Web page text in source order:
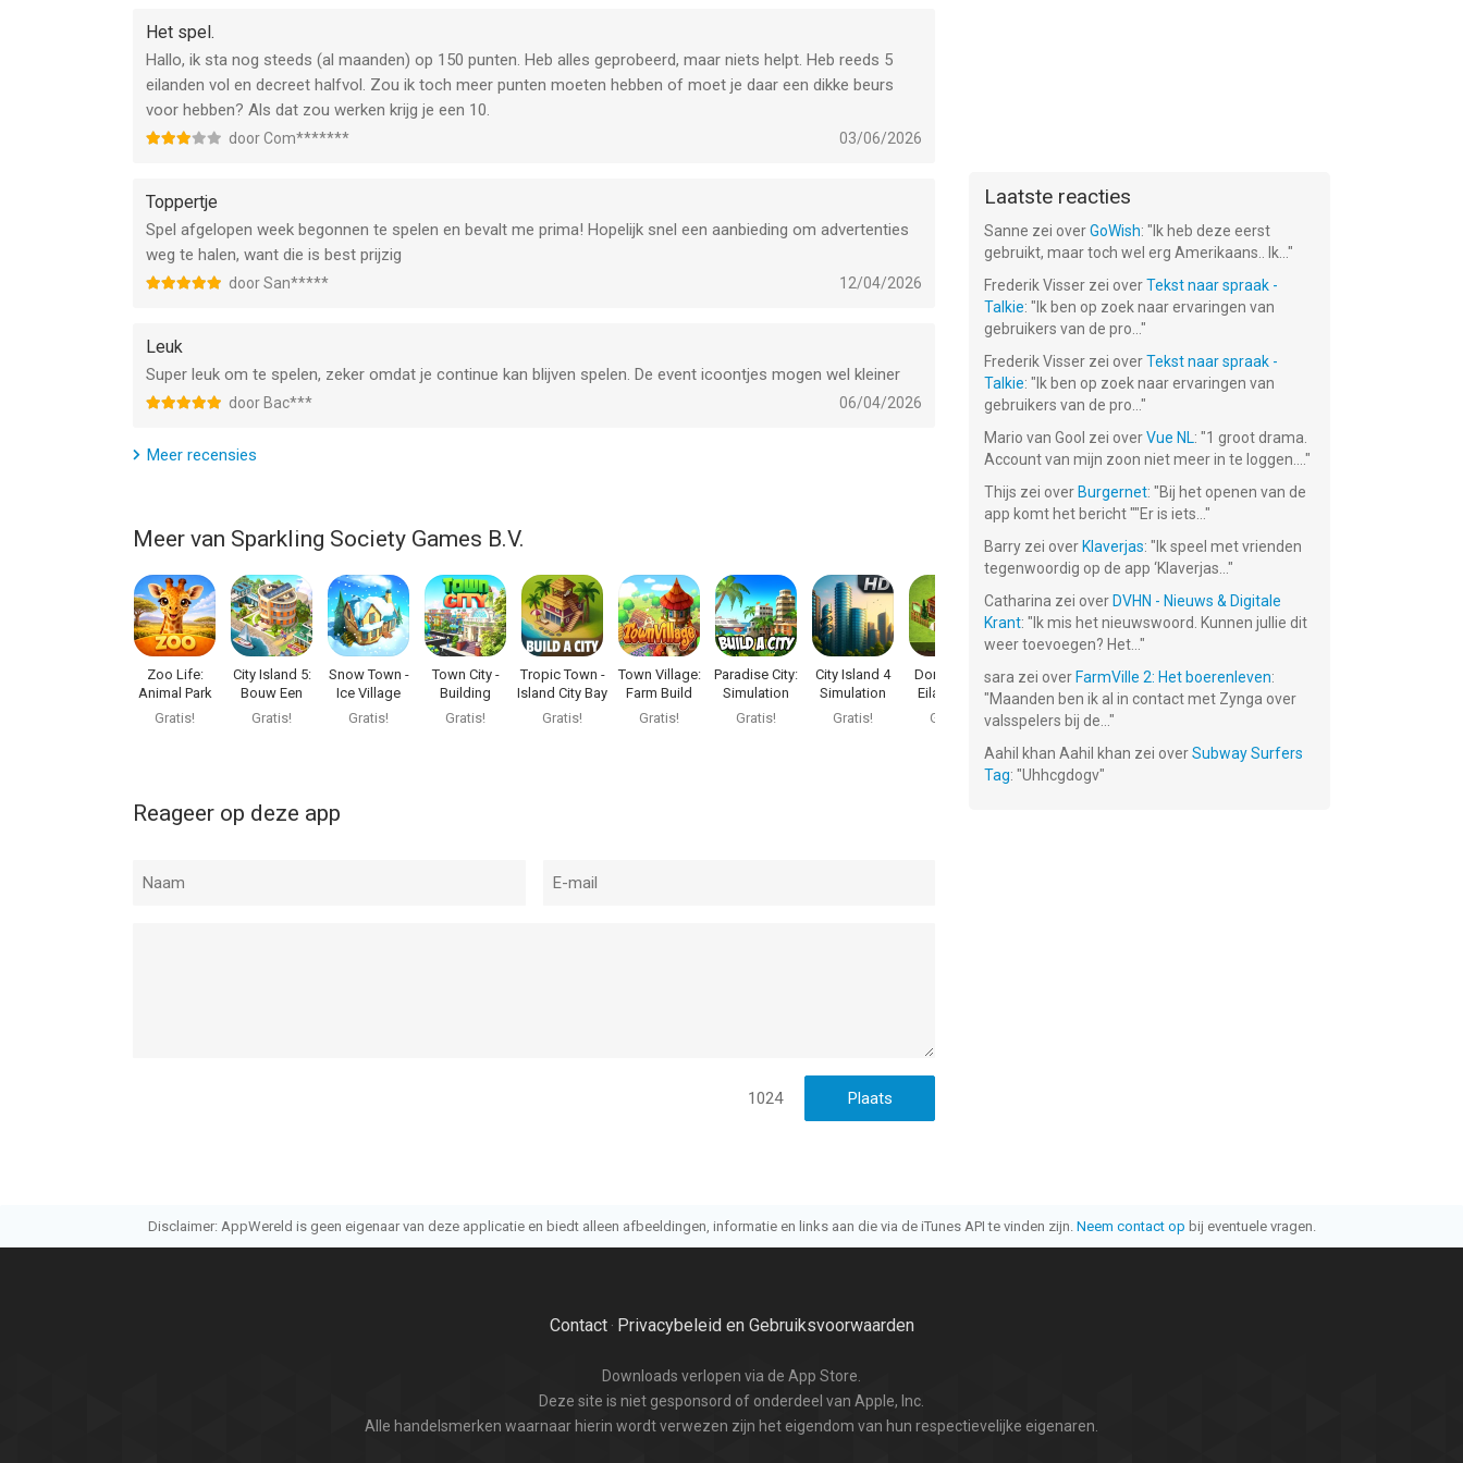
Het spel.
Hallo, ik sta nog steeds (al maanden) op 150 punten. Heb alles geprobeerd, maar niets helpt. Heb reeds 5
eilanden vol en decreet halfvol. Zou ik toch meer punten moeten hebben of moet je daar een dikke beurs
voor hebben? Als dat zou werken krijg je een 10.
door Com******* 03/06/2026
Toppertje
Spel afgelopen week begonnen te spelen en bevalt me prima! Hopelijk snel een aanbieding om advertenties
weg te halen, want die is best prijzig
door San***** 12/04/2026
Leuk
Super leuk om te spelen, zeker omdat je continue kan blijven spelen. De event icoontjes mogen wel kleiner
door Bac*** 06/04/2026
Meer recensies
Meer van Sparkling Society Games B.V.
Zoo Life:
Animal Park
Game
Gratis!
City Island 5:
Bouw Een
Stad
Gratis!
Snow Town -
Ice Village
World
Gratis!
Town City -
Building
Simulator
Gratis!
Tropic Town -
Island City Bay
Gratis!
Town Village:
Farm Build
Trade
Gratis!
Paradise City:
Simulation
Game
Gratis!
City Island 4
Simulation
Town
Gratis!
Dorp Stad -
Eiland Sim
Village
Gratis!
City Island 3:
Building Sim
Gratis!
City Island 2:
Building Story
City Island:
Winter Edition
- Bouw een
dit verlaten en
besneeuwde
Reageer op deze app
1024
Laatste reacties
Sanne zei overGoWish: " Ik heb deze eerst
gebruikt, maar toch wel erg Amerikaans.. Ik... "
Frederik Visser zei overTekst naar spraak -
Talkie: " Ik ben op zoek naar ervaringen van
gebruikers van de pro... "
Frederik Visser zei overTekst naar spraak -
Talkie: " Ik ben op zoek naar ervaringen van
gebruikers van de pro... "
Mario van Gool zei overVue NL: "1 groot drama.
Account van mijn zoon niet meer in te loggen.... "
Thijs zei over Burgernet: "Bij het openen van de
app komt het bericht ""Er is iets... "
Barry zei over Klaverjas: " Ik speel met vrienden
tegenwoordig op de app ‘Klaverjas... "
Catharina zei over DVHN - Nieuws & Digitale
Krant: " Ik mis het nieuwswoord. Kunnen jullie dit
weer toevoegen? Het... "
sara zei over FarmVille 2: Het boerenleven:
"Maanden ben ik al in contact met Zynga over
valsspelers bij de... "
Aahil khan Aahil khan zei overSubway Surfers
Tag: "Uhhcgdogv"
Disclaimer: AppWereld is geen eigenaar van deze applicatie en biedt alleen afbeeldingen, informatie en links aan die via de iTunes API te vinden zijn. Neem contact op bij eventuele vragen.
Contact· Privacybeleid en Gebruiksvoorwaarden
Downloads verlopen via de App Store.
Deze site is niet gesponsord of onderdeel van Apple, Inc.
Alle handelsmerken waarnaar hierin wordt verwezen zijn het eigendom van hun respectievelijke eigenaren.